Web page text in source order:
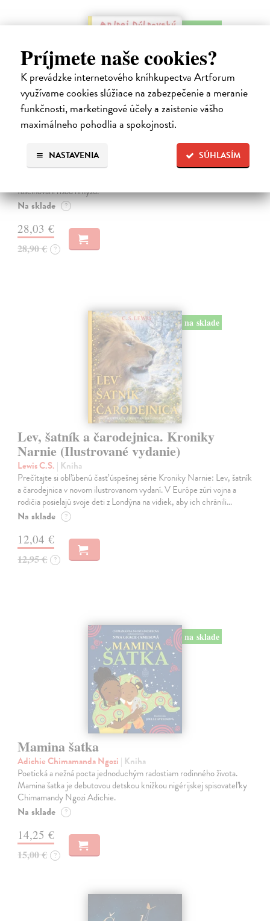
Príjmete naše cookies?
K prevádzke internetového kníhkupectva Artforum
využívame cookies slúžiace na zabezpečenie a meranie
funkčnosti, marketingové účely a zaistenie vášho
maximálneho pohodlia a spokojnosti.
SÚHLASÍM
NASTAVENIA
na sklade
Alica a hmyz
Dúbravský Andrej| Kniha
fascinovaní ríšou hmyzu.
Na sklade ?
28,03 €
28,90 € ?
na sklade
Lev, šatník a čarodejnica. Kroniky
Narnie (Ilustrované vydanie)
Lewis C.S. | Kniha
Prečítajte si obľúbenú časť úspešnej série Kroniky Narnie: Lev, šatník
a čarodejnica v novom ilustrovanom vydaní. V Európe zúri vojna a
rodičia posielajú svoje deti z Londýna na vidiek, aby ich chránili…
Na sklade ?
12,04 €
12,95 € ?
na sklade
Mamina šatka
Adichie Chimamanda Ngozi | Kniha
Poetická a nežná pocta jednoduchým radostiam rodinného života.
Mamina šatka je debutovou detskou knižkou nigérijskej spisovateľky
Chimamandy Ngozi Adichie.
Na sklade ?
14,25 €
15,00 € ?